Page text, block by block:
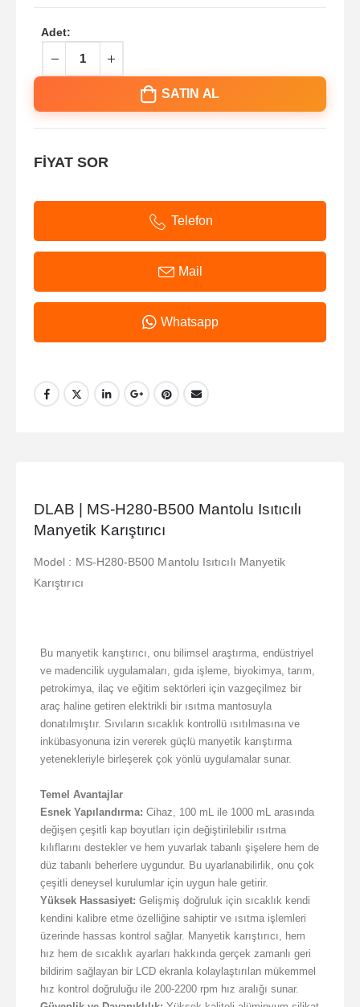
Adet:
SATIN AL
FİYAT SOR
Telefon
Mail
Whatsapp
DLAB | MS-H280-B500 Mantolu Isıtıcılı
Manyetik Karıştırıcı
Model : MS-H280-B500 Mantolu Isıtıcılı Manyetik
Karıştırıcı
Bu manyetik karıştırıcı, onu bilimsel araştırma, endüstriyel
ve madencilik uygulamaları, gıda işleme, biyokimya, tarım,
petrokimya, ilaç ve eğitim sektörleri için vazgeçilmez bir
araç haline getiren elektrikli bir ısıtma mantosuyla
donatılmıştır. Sıvıların sıcaklık kontrollü ısıtılmasına ve
inkübasyonuna izin vererek güçlü manyetik karıştırma
yetenekleriyle birleşerek çok yönlü uygulamalar sunar.
Temel Avantajlar
Esnek Yapılandırma: Cihaz, 100 mL ile 1000 mL arasında
değişen çeşitli kap boyutları için değiştirilebilir ısıtma
kılıflarını destekler ve hem yuvarlak tabanlı şişelere hem de
düz tabanlı beherlere uygundur. Bu uyarlanabilirlik, onu çok
çeşitli deneysel kurulumlar için uygun hale getirir.
Yüksek Hassasiyet: Gelişmiş doğruluk için sıcaklık kendi
kendini kalibre etme özelliğine sahiptir ve ısıtma işlemleri
üzerinde hassas kontrol sağlar. Manyetik karıştırıcı, hem
hız hem de sıcaklık ayarları hakkında gerçek zamanlı geri
bildirim sağlayan bir LCD ekranla kolaylaştırılan mükemmel
hız kontrol doğruluğu ile 200-2200 rpm hız aralığı sunar.